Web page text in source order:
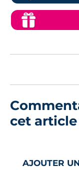
cet article
AJOUTER